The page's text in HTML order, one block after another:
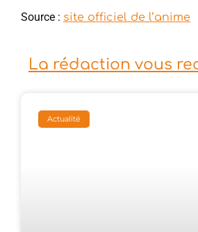
Source : site officiel de l’anime
La rédaction vous
Actualité